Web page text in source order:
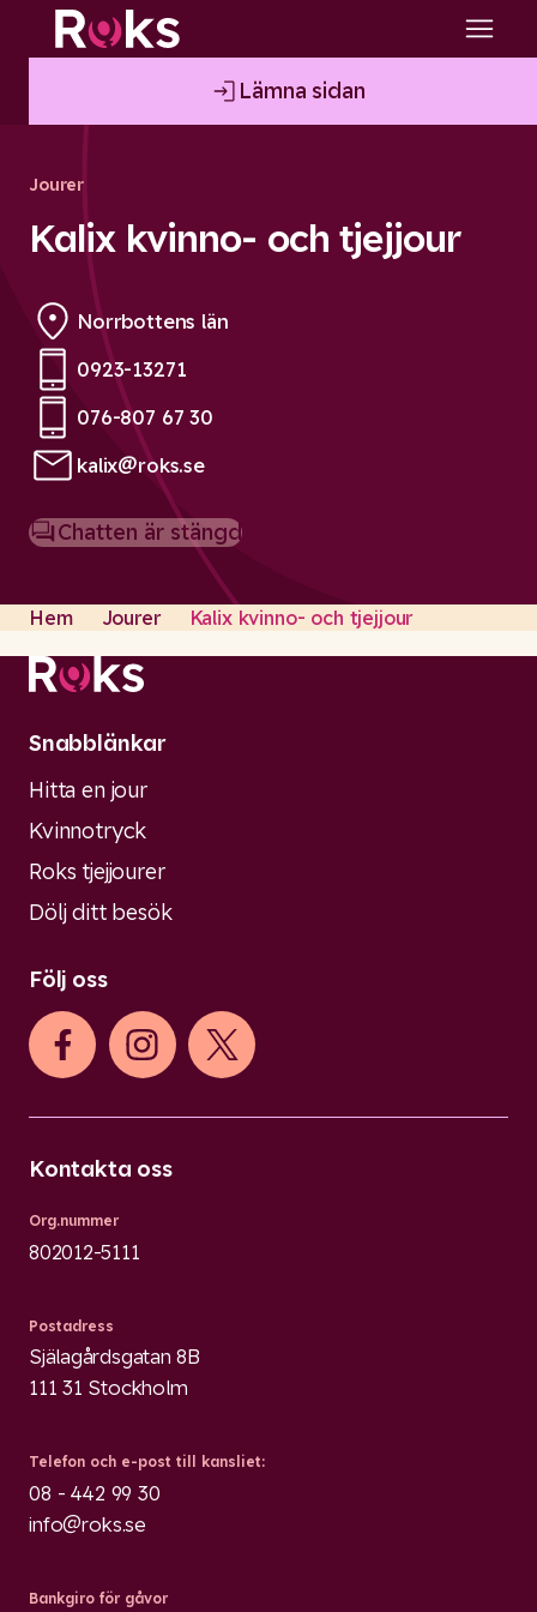
Lämna sidan
Jourer
Kalix kvinno- och tjejjour
Norrbottens län
Phone:
0923-13271
Phone:
076-807 67 30
Email:
kalix@roks.se
Chatten är stängd
Hem Jourer Kalix kvinno- och tjejjour
Snabblänkar
Hitta en jour
Kvinnotryck
Roks tjejjourer
Dölj ditt besök
Följ oss
Kontakta oss
Org.nummer
802012-5111
Postadress
Själagårdsgatan 8B
111 31 Stockholm
Telefon och e-post till kansliet:
08 - 442 99 30
info@roks.se
Bankgiro för gåvor